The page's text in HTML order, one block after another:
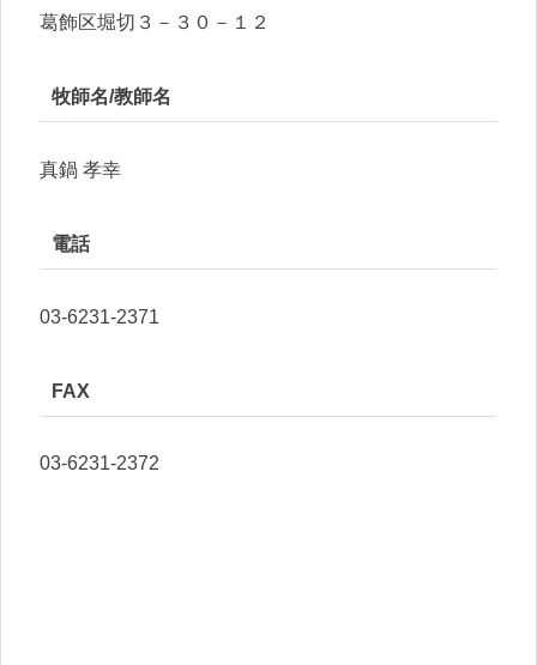
葛飾区堀切３－３０－１２
牧師名/教師名
真鍋 孝幸
電話
03-6231-2371
FAX
03-6231-2372